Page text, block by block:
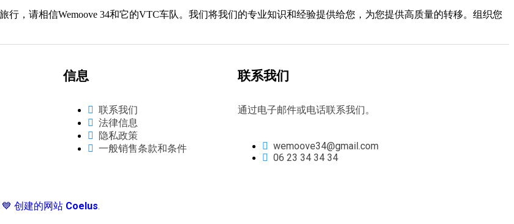
，请相信Wemoove 34和它的VTC车队。我们将我们的专业知识和经验提供给您，为您提供高质量的转移。组织您
信息
联系我们
法律信息
隐私政策
一般销售条款和条件
联系我们
通过电子邮件或电话联系我们。
wemoove34@gmail.com
06 23 34 34 34
💙 创建的网站 Coelus.